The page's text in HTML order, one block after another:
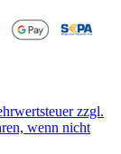
zzgl.
wenn nicht